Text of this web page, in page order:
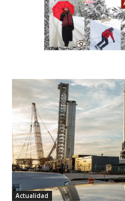
Actualidad